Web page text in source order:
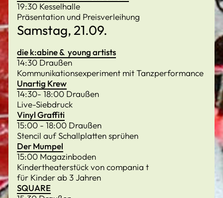
19:30 Kesselhalle
Präsentation und Preisverleihung
Samstag, 21.09.
die k:abine & young artists
14:30 Draußen
Kommunikationsexperiment mit Tanzperformance
Unartig Krew
14:30- 18:00 Draußen
Live-Siebdruck
Vinyl Graffiti
15:00 - 18:00 Draußen
Stencil auf Schallplatten sprühen
Der Mumpel
15:00 Magazinboden
Kindertheaterstück von compania t
für Kinder ab 3 Jahren
SQUARE